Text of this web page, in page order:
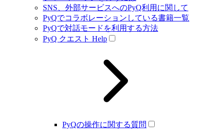
SNS、外部サービスへのPyQ利用に関して
PyQでコラボレーションしている書籍一覧
PyQで対話モードを利用する方法
PyQ クエスト Help
PyQの操作に関する質問